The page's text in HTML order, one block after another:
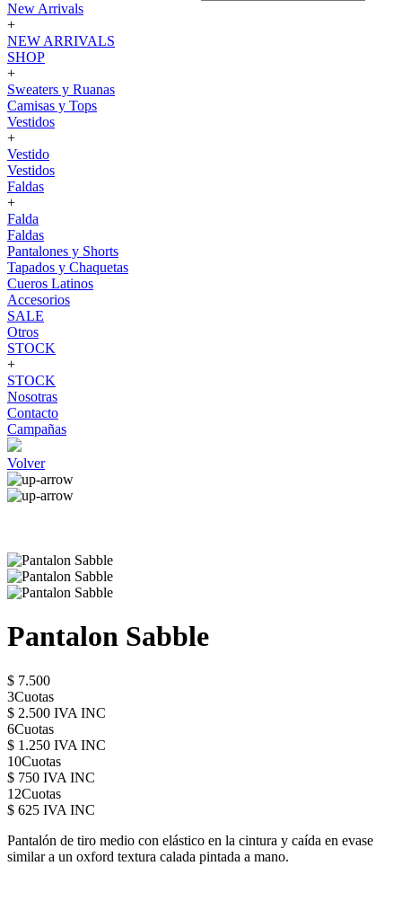
New Arrivals
+
NEW ARRIVALS
SHOP
+
Sweaters y Ruanas
Camisas y Tops
Vestidos
+
Vestido
Vestidos
Faldas
+
Falda
Faldas
Pantalones y Shorts
Tapados y Chaquetas
Cueros Latinos
Accesorios
SALE
Otros
STOCK
+
STOCK
Nosotras
Contacto
Campañas
Volver
Pantalon Sabble
$ 7.500
3Cuotas
$ 2.500 IVA INC
6Cuotas
$ 1.250 IVA INC
10Cuotas
$ 750 IVA INC
12Cuotas
$ 625 IVA INC
Pantalón de tiro medio con elástico en la cintura y caída en evase
similar a un oxford textura calada pintada a mano.